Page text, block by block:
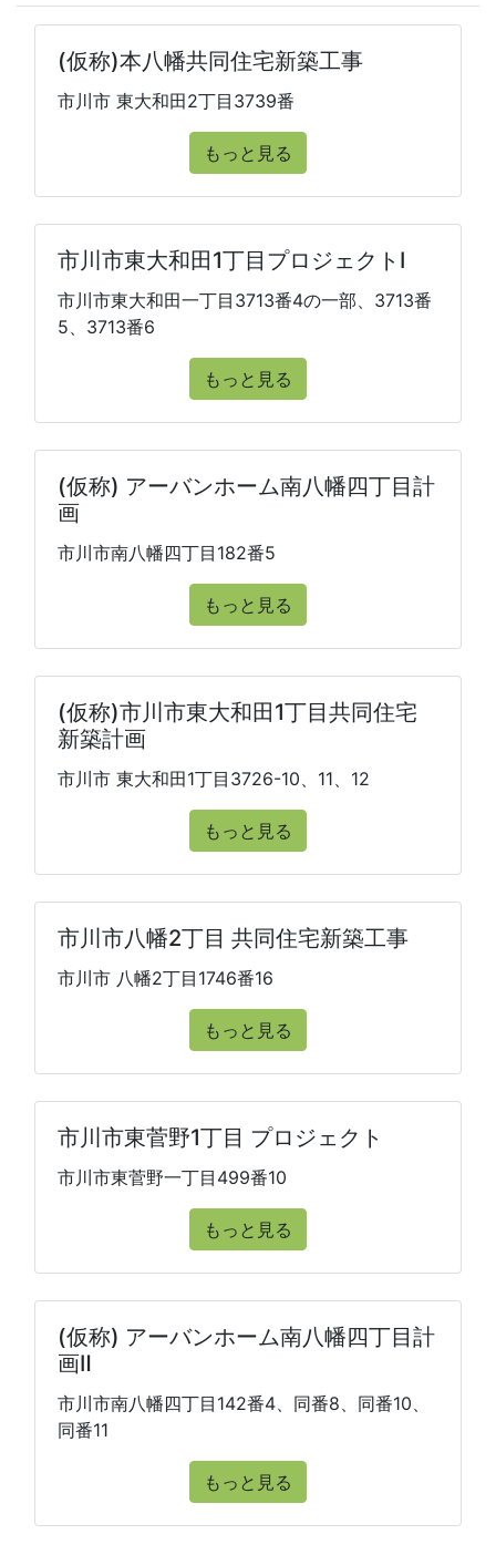
(仮称)本八幡共同住宅新築工事
市川市 東大和田2丁目3739番
もっと見る
市川市東大和田1丁目プロジェクトⅠ
市川市東大和田一丁目3713番4の一部、3713番
5、3713番6
もっと見る
(仮称) アーバンホーム南八幡四丁目計
画
市川市南八幡四丁目182番5
もっと見る
(仮称)市川市東大和田1丁目共同住宅
新築計画
市川市 東大和田1丁目3726-10、11、12
もっと見る
市川市八幡2丁目 共同住宅新築工事
市川市 八幡2丁目1746番16
もっと見る
市川市東菅野1丁目 プロジェクト
市川市東菅野一丁目499番10
もっと見る
(仮称) アーバンホーム南八幡四丁目計
画Ⅱ
市川市南八幡四丁目142番4、同番8、同番10、
同番11
もっと見る